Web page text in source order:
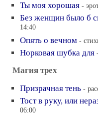
Ты моя хорошая -
Без женщин было б
14:40
Опять о вечном -
Норковая шубка для
Магия трех
Призрачная тень -
Тост в руку, или
06:00